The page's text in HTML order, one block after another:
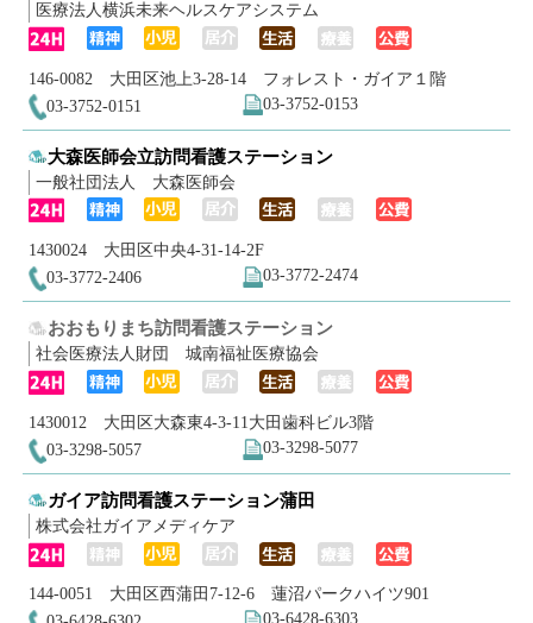
医療法人横浜未来ヘルスケアシステム
146-0082 大田区池上3-28-14 フォレスト・ガイア１階
03-3752-0151
03-3752-0153
大森医師会立訪問看護ステーション
一般社団法人 大森医師会
1430024 大田区中央4-31-14-2F
03-3772-2406
03-3772-2474
おおもりまち訪問看護ステーション
社会医療法人財団 城南福祉医療協会
1430012 大田区大森東4-3-11大田歯科ビル3階
03-3298-5057
03-3298-5077
ガイア訪問看護ステーション蒲田
株式会社ガイアメディケア
144-0051 大田区西蒲田7-12-6 蓮沼パークハイツ901
03-6428-6303